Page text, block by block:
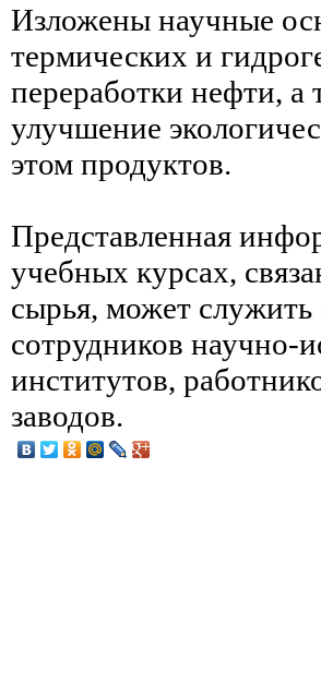
Изложены научные
термических и
переработки нефти, а
улучшение
этом продуктов.
Представленная
учебных курсах,
сырья, может
сотрудников научно-
институтов,
заводов.